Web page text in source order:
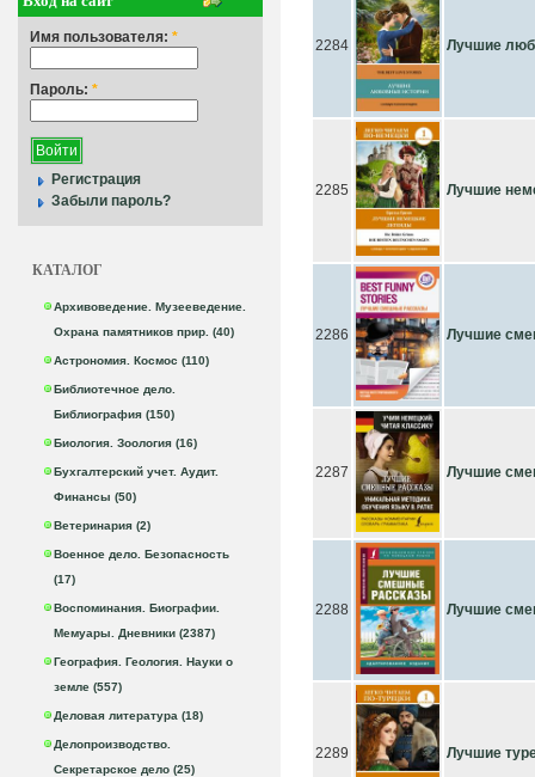
Имя пользователя: *
Пароль: *
Регистрация
Забыли пароль?
КАТАЛОГ
Архивоведение. Музееведение.
Охрана памятников прир. (40)
Астрономия. Космос (110)
Библиотечное дело.
Библиография (150)
Биология. Зоология (16)
Бухгалтерский учет. Аудит.
Финансы (50)
Ветеринария (2)
Военное дело. Безопасность
(17)
Воспоминания. Биографии.
Мемуары. Дневники (2387)
География. Геология. Науки о
земле (557)
Деловая литература (18)
Делопроизводство.
Секретарское дело (25)
2284 Лучшие
2285 Лучшие
2286 Лучшие
2287 Лучшие
2288 Лучшие
2289 Лучшие